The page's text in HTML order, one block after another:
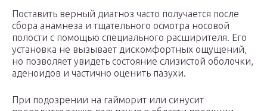
Поставить верный диагноз часто получается после
сбора анамнеза и тщательного осмотра носовой
полости с помощью специального расширителя. Его
установка не вызывает дискомфортных ощущений,
но позволяет увидеть состояние слизистой оболочки,
аденоидов и частично оценить пазухи.
При подозрении на гайморит или синусит